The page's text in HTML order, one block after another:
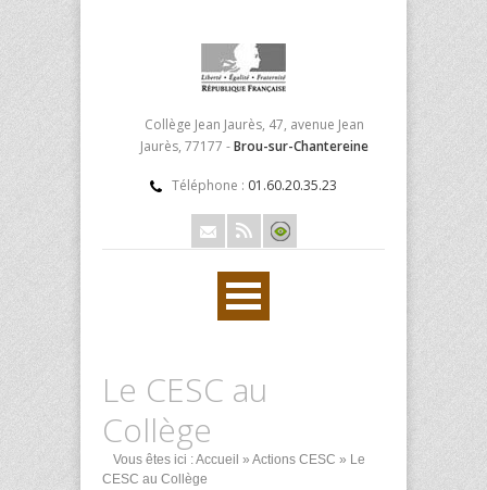
Collège Jean Jaurès, 47, avenue Jean
Jaurès, 77177 -Brou-sur-Chantereine
Téléphone : 01.60.20.35.23
Le CESC au
Collège
Vous êtes ici :Accueil » Actions CESC » Le
CESC au Collège